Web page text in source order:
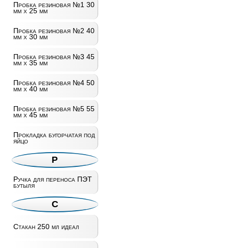
Пробка резиновая №1 30
мм х 25 мм
Пробка резиновая №2 40
мм х 30 мм
Пробка резиновая №3 45
мм х 35 мм
Пробка резиновая №4 50
мм х 40 мм
Пробка резиновая №5 55
мм х 45 мм
Прокладка бугорчатая под
яйцо
Р
Ручка для переноса ПЭТ
бутыля
С
Стакан 250 мл идеал